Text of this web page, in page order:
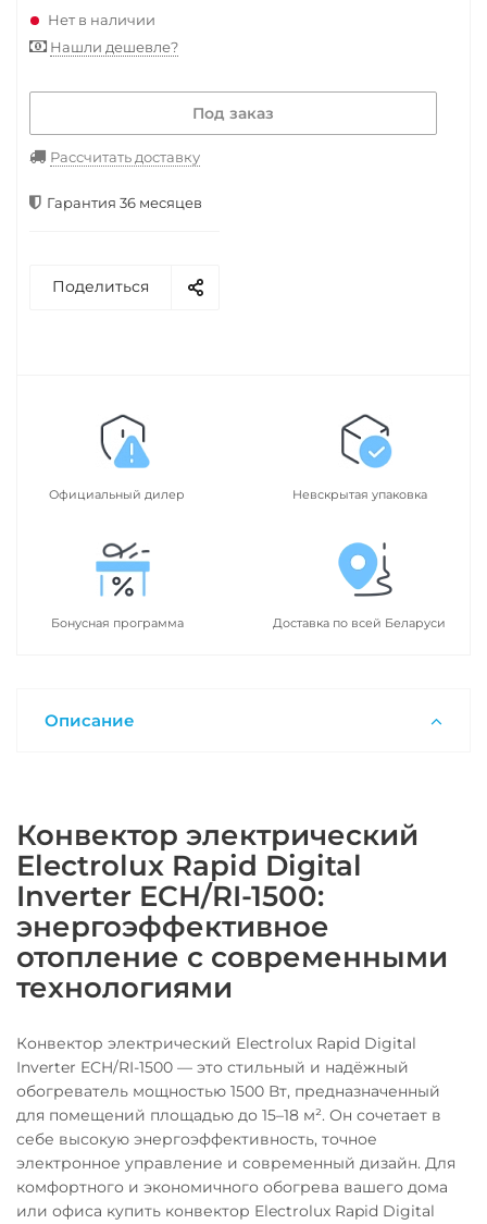
Нет в наличии
Нашли дешевле?
Под заказ
Рассчитать доставку
Гарантия 36 месяцев
Поделиться
Официальный дилер Невскрытая упаковка
Бонусная программа Доставка по всей Беларуси
Описание
Конвектор электрический
Electrolux Rapid Digital
Inverter ECH/RI-1500:
энергоэффективное
отопление с современными
технологиями
Конвектор электрический Electrolux Rapid Digital
Inverter ECH/RI-1500 — это стильный и надёжный
обогреватель мощностью 1500 Вт, предназначенный
для помещений площадью до 15–18 м². Он сочетает в
себе высокую энергоэффективность, точное
электронное управление и современный дизайн. Для
комфортного и экономичного обогрева вашего дома
или офиса купить конвектор Electrolux Rapid Digital